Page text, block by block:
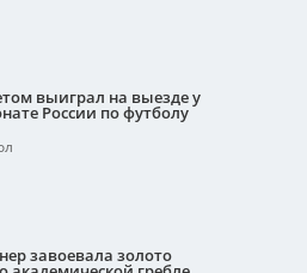
выиграл на выезде у
России по футболу
завоевала золото